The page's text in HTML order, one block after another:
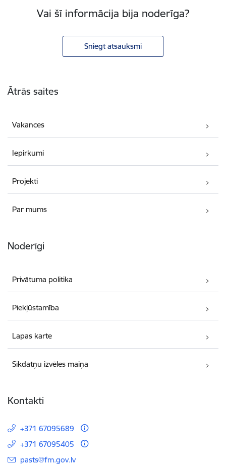
Vai šī informācija bija noderīga?
Sniegt atsauksmi
Ātrās saites
Vakances
Iepirkumi
Projekti
Par mums
Noderīgi
Privātuma politika
Piekļūstamība
Lapas karte
Sīkdatņu izvēles maiņa
Kontakti
+371 67095689
+371 67095405
E-pasts:
pasts@fm.gov.lv